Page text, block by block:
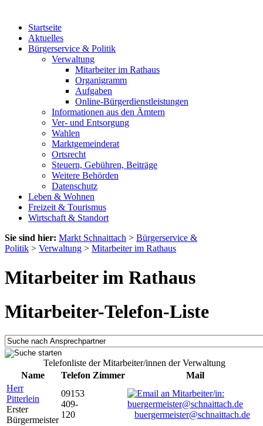
Startseite
Aktuelles
Bürgerservice & Politik
Verwaltung
Mitarbeiter im Rathaus
Organigramm
Aufgaben
Online-Bürgerdienstleistungen
Informationen aus den Ämtern
Ver- und Entsorgung
Wahlen
Marktgemeinderat
Ortsrecht
Steuern, Gebühren, Beiträge
Weitere Behörden
Datenschutz
Leben & Wohnen
Freizeit & Tourismus
Wirtschaft & Standort
Sie sind hier: Markt Schnaittach > Bürgerservice &
Politik > Verwaltung > Mitarbeiter im Rathaus
Mitarbeiter im Rathaus
Mitarbeiter-Telefon-Liste
Telefonliste der Mitarbeiter/innen der Verwaltung
Name
Telefon Zimmer
Mail
Herr
Pitterlein
Erster
Bürgermeister
09153
409-
120
buergermeister@schnaittach.de